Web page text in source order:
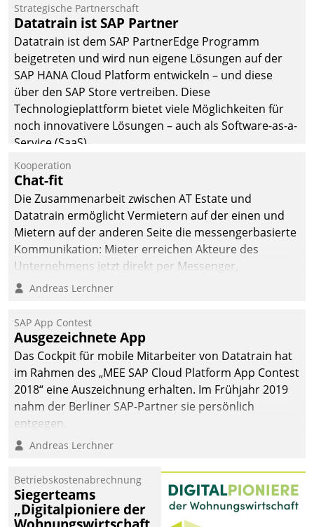
Datatrain. Die meravis
Wohnungsbau- und
Immobilien GmbH hat
sich dabei für den Betrieb
der Lösung über die SAP
Cloud Platform
entschieden - als erstes
Unternehmen am
Strategische Partnerschaft
Datatrain ist SAP Partner
Datatrain ist dem SAP PartnerEdge Programm
beigetreten und wird nun eigene Lösungen auf der
SAP HANA Cloud Platform entwickeln – und diese
über den SAP Store vertreiben. Diese
Technologieplattform bietet viele Möglichkeiten für
noch innovativere Lösungen – auch als Software-as-a-
Service (SaaS).
Kooperation
Chat-fit
Die Zusammenarbeit zwischen AT Estate und
Datatrain ermöglicht Vermietern auf der einen und
Mietern auf der anderen Seite die messengerbasierte
Kommunikation: Mieter erreichen Akteure des
Unternehmens jetzt direkt per Messenger,
Mitarbeiter oder Dienstleister empfangen oder
Andreas Lerchner
SAP App Contest
Ausgezeichnete App
Das Cockpit für mobile Mitarbeiter von Datatrain hat
im Rahmen des „MEE SAP Cloud Platform App Contest
2018“ eine Auszeichnung erhalten. Im Frühjahr 2019
nahm der Berliner SAP-Partner sie persönlich
entgegen.
Andreas Lerchner
Betriebskostenabrechnung
Siegerteams
„Digitalpioniere der